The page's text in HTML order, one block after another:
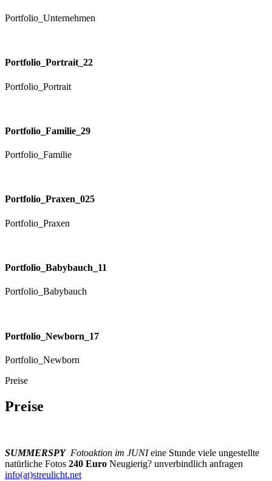
Portfolio_Unternehmen
Portfolio_Portrait_22
Portfolio_Portrait
Portfolio_Familie_29
Portfolio_Familie
Portfolio_Praxen_025
Portfolio_Praxen
Portfolio_Babybauch_11
Portfolio_Babybauch
Portfolio_Newborn_17
Portfolio_Newborn
Preise
Preise
SUMMERSPYFotoaktion im JUNI eine Stunde viele ungestellte
natürliche Fotos 240 Euro Neugierig? unverbindlich anfragen
info(at)streulicht.net